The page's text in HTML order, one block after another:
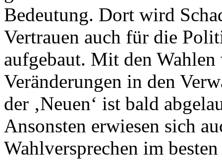
Bedeutung. Dort wird
Vertrauen auch für die
aufgebaut. Mit den
Veränderungen in den
der ‚Neuen‘ ist bald
Ansonsten erwiesen sich
Wahlversprechen im